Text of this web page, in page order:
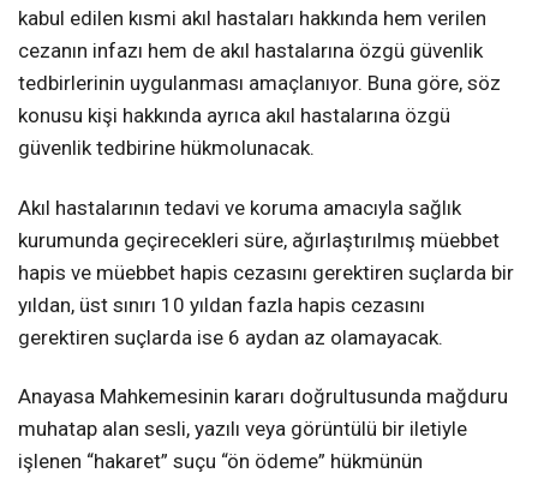
kabul edilen kısmi akıl hastaları hakkında hem verilen
cezanın infazı hem de akıl hastalarına özgü güvenlik
tedbirlerinin uygulanması amaçlanıyor. Buna göre, söz
konusu kişi hakkında ayrıca akıl hastalarına özgü
güvenlik tedbirine hükmolunacak.
Akıl hastalarının tedavi ve koruma amacıyla sağlık
kurumunda geçirecekleri süre, ağırlaştırılmış müebbet
hapis ve müebbet hapis cezasını gerektiren suçlarda bir
yıldan, üst sınırı 10 yıldan fazla hapis cezasını
gerektiren suçlarda ise 6 aydan az olamayacak.
Anayasa Mahkemesinin kararı doğrultusunda mağduru
muhatap alan sesli, yazılı veya görüntülü bir iletiyle
işlenen “hakaret” suçu “ön ödeme” hükmünün